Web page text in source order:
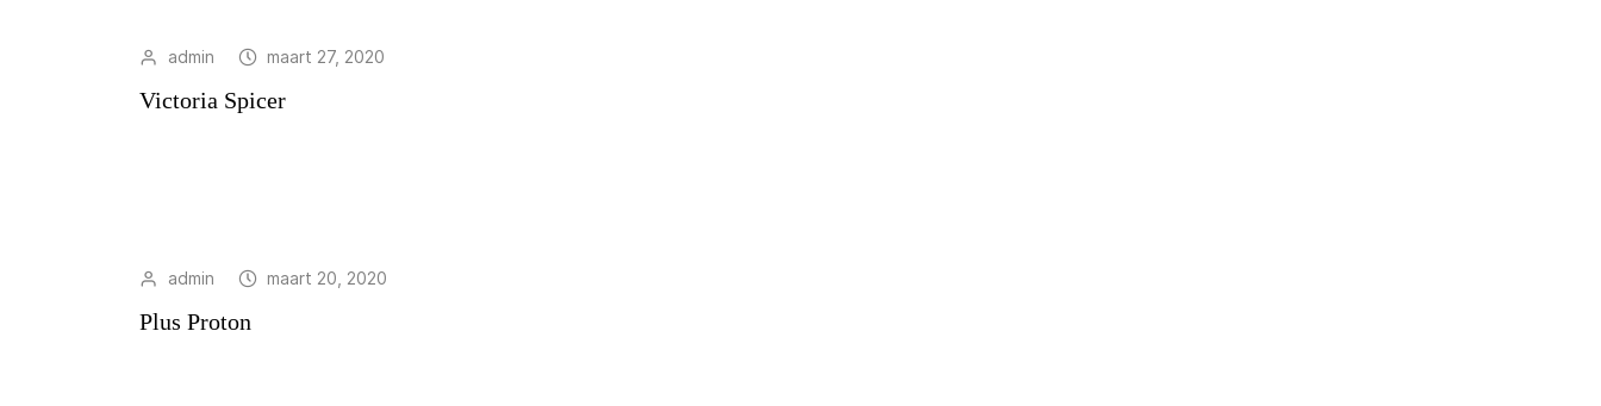
admin maart 27, 2020
Victoria Spicer
admin maart 20, 2020
Plus Proton